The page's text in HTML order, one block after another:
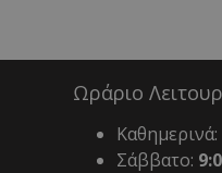
Ωράριο
Καθημερινά:
Σάββατο: